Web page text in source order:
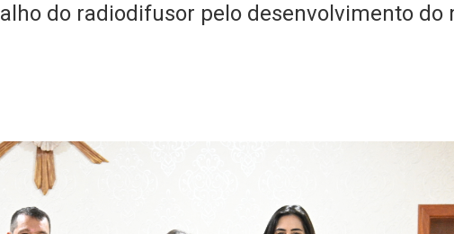
do radiodifusor pelo desenvolvimento do